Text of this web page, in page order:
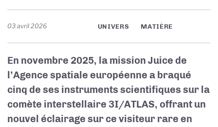
03 avril 2026 UNIVERS MATIÈRE
En novembre 2025, la mission Juice de
l’Agence spatiale européenne a braqué
cinq de ses instruments scientifiques sur la
comète interstellaire 3I/ATLAS, offrant un
nouvel éclairage sur ce visiteur rare en